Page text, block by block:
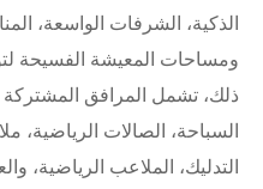
الذكية، الشرفات الواسعة،
ومساحات المعيشة الفسيحة
ذلك، تشمل المرافق
السباحة، الصالات الرياضية،
التدليك، الملاعب الرياضية،